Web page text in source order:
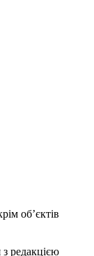
об’єктів
редакцією